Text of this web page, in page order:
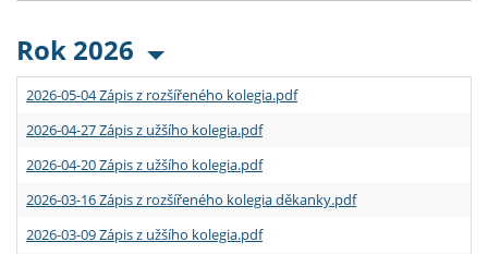
Rok 2026
2026-05-04 Zápis z rozšířeného kolegia.pdf
2026-04-27 Zápis z užšího kolegia.pdf
2026-04-20 Zápis z užšího kolegia.pdf
2026-03-16 Zápis z rozšířeného kolegia děkanky.pdf
2026-03-09 Zápis z užšího kolegia.pdf